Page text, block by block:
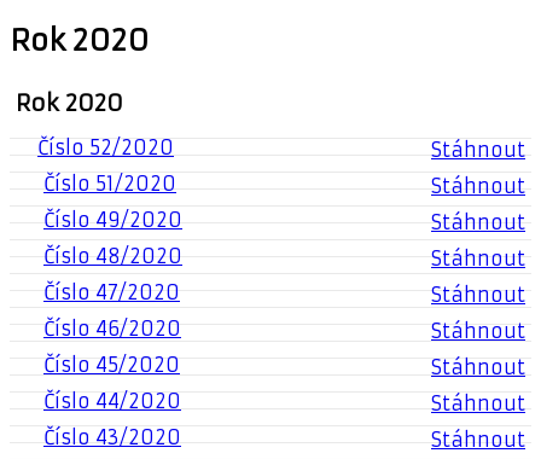
Rok 2020
Rok 2020
Číslo 52/2020
Stáhnout
Číslo 51/2020
Stáhnout
Číslo 49/2020
Stáhnout
Číslo 48/2020
Stáhnout
Číslo 47/2020
Stáhnout
Číslo 46/2020
Stáhnout
Číslo 45/2020
Stáhnout
Číslo 44/2020
Stáhnout
Číslo 43/2020
Stáhnout